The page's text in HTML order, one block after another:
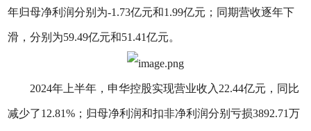
年归母净利润分别为-1.73亿元和1.99亿元；同期营收逐年下
滑，分别为59.49亿元和51.41亿元。
2024年上半年，申华控股实现营业收入22.44亿元，同比
减少了12.81%；归母净利润和扣非净利润分别亏损3892.71万